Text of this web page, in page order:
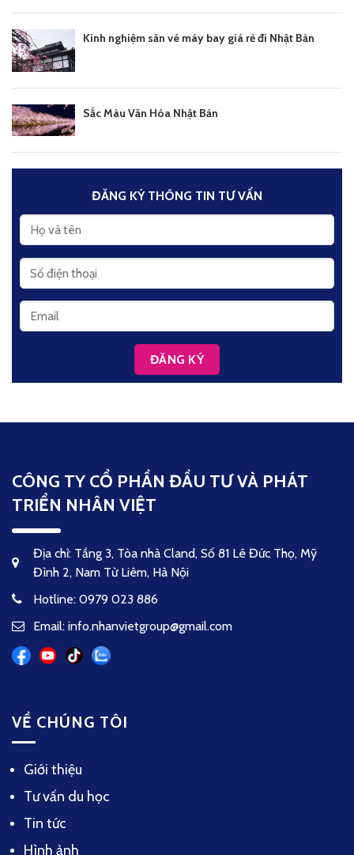
Kinh nghiệm săn vé máy bay giá rẻ đi Nhật Bản
Sắc Màu Văn Hóa Nhật Bản
ĐĂNG KÝ THÔNG TIN TƯ VẤN
CÔNG TY CỔ PHẦN ĐẦU TƯ VÀ PHÁT
TRIỂN NHÂN VIỆT
Địa chỉ: Tầng 3, Tòa nhà Cland, Số 81 Lê Đức Thọ, Mỹ
Đình 2, Nam Từ Liêm, Hà Nội
Hotline: 0979 023 886
Email: info.nhanvietgroup@gmail.com
VỀ CHÚNG TÔI
Giới thiệu
Tư vấn du học
Tin tức
Hình ảnh